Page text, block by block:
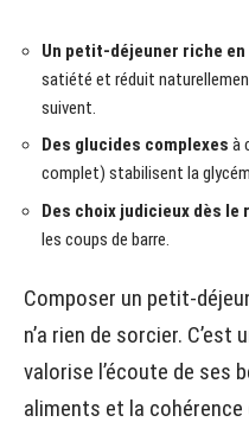
Un petit-déjeuner riche
satiété et réduit
suivent.
Des glucides complexes à
complet) stabilisent la
Des choix judicieux dès le
les coups de barre.
Composer un petit-
n’a rien de sorcier.
valorise l’écoute de ses
aliments et la cohérence